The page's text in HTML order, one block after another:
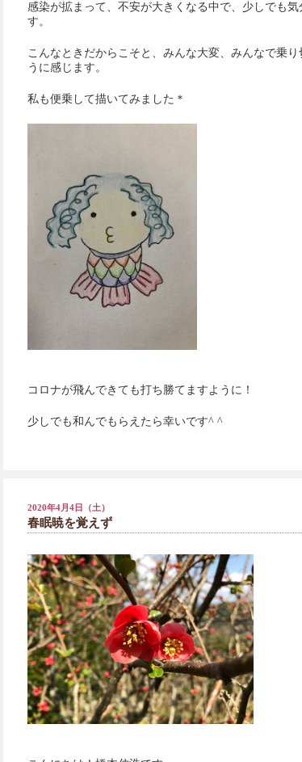
感染が拡まって、不安が大きくなる中で、少しでも
す。
こんなときだからこそと、みんな大変、みんなで乗
うに感じます。
私も便乗して描いてみました＊
コロナが飛んできても打ち勝てますように！
少しでも和んでもらえたら幸いです^ ^
2020年4月4日（土）
春眠暁を覚えず